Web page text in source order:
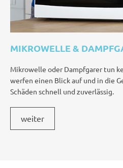
MIKROWELLE &
Mikrowelle oder Dampfgarer tun
werfen einen Blick auf und in die
Schäden schnell und zuverlässig.
weiter